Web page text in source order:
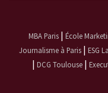
MBA Paris| École
Journalisme à Paris | ESG
| DCG Toulouse |